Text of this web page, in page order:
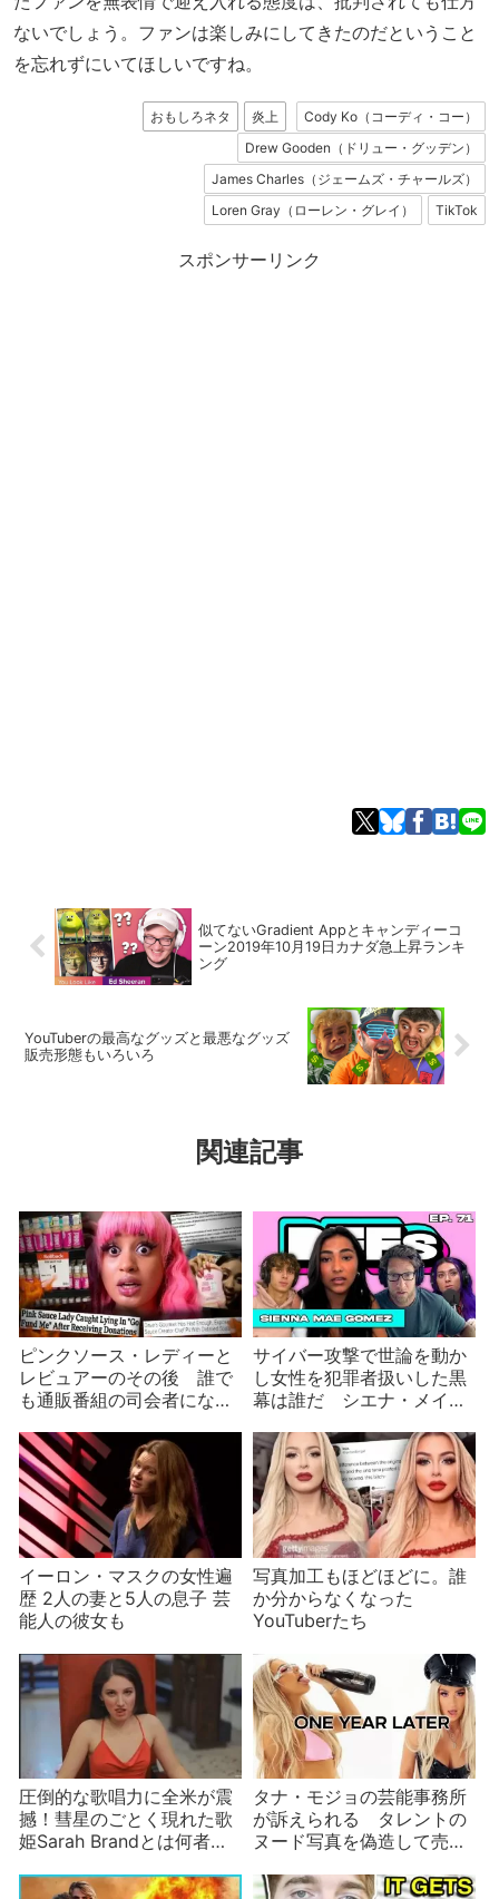
ないでしょう。ファンは楽しみにしてきたのだということ
を忘れずにいてほしいですね。
おもしろネタ 炎上
Cody Ko（コーディ・コー）
Drew Gooden（ドリュー・グッデン）
James Charles（ジェームズ・チャールズ）
Loren Gray（ローレン・グレイ）
TikTok
スポンサーリンク
似てないGradient Appとキャンディーコ
ーン2019年10月19日カナダ急上昇ランキ
ング
YouTuberの最高なグッズと最悪なグッズ
販売形態もいろいろ
関連記事
ピンクソース・レディーと
レビュアーのその後 誰で
も通販番組の司会者になる
サイバー攻撃で世論を動か
し女性を犯罪者扱いした黒
幕は誰だ シエナ・メイ対
相
イーロン・マスクの女性遍
歴 2人の妻と5人の息子 芸
能人の彼女も
写真加工もほどほどに。誰
か分からなくなった
YouTuberたち
圧倒的な歌唱力に全米が震
撼！彗星のごとく現れた歌
姫Sarah Brandとは何者な
に込められた意図は？
タナ・モジョの芸能事務所
が訴えられる タレントの
ヌード写真を偽造して売っ